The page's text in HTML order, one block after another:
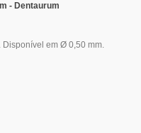
- Dentaurum
Disponível em Ø 0,50 mm.